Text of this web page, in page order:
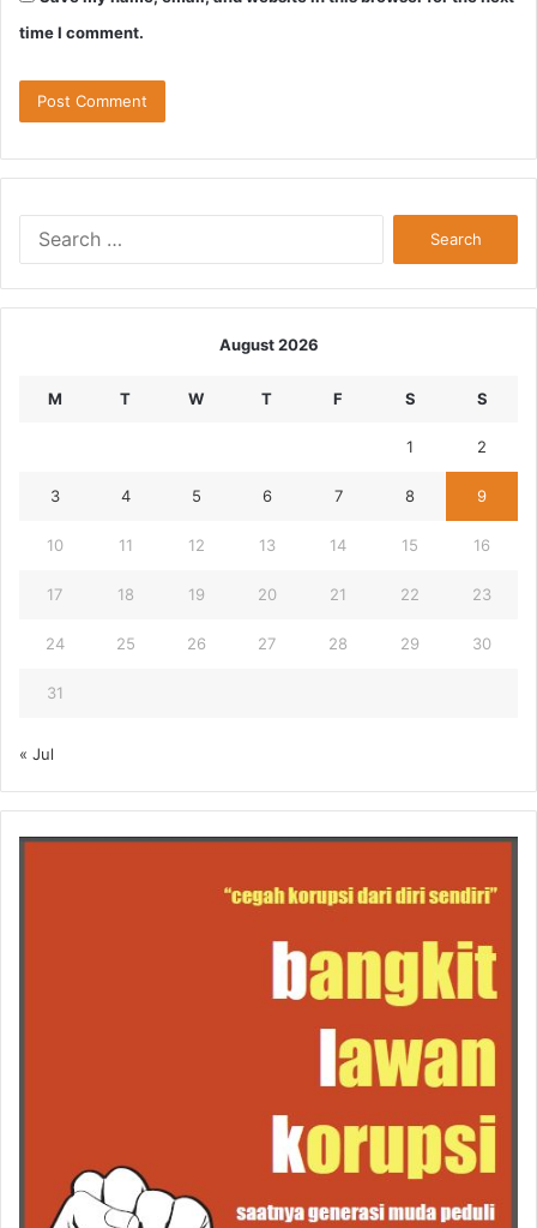
time I comment.
August 2026
M T W T F S S
1 2
3 4 5 6 7 8 9
10 11 12 13 14 15 16
17 18 19 20 21 22 23
24 25 26 27 28 29 30
31
« Jul